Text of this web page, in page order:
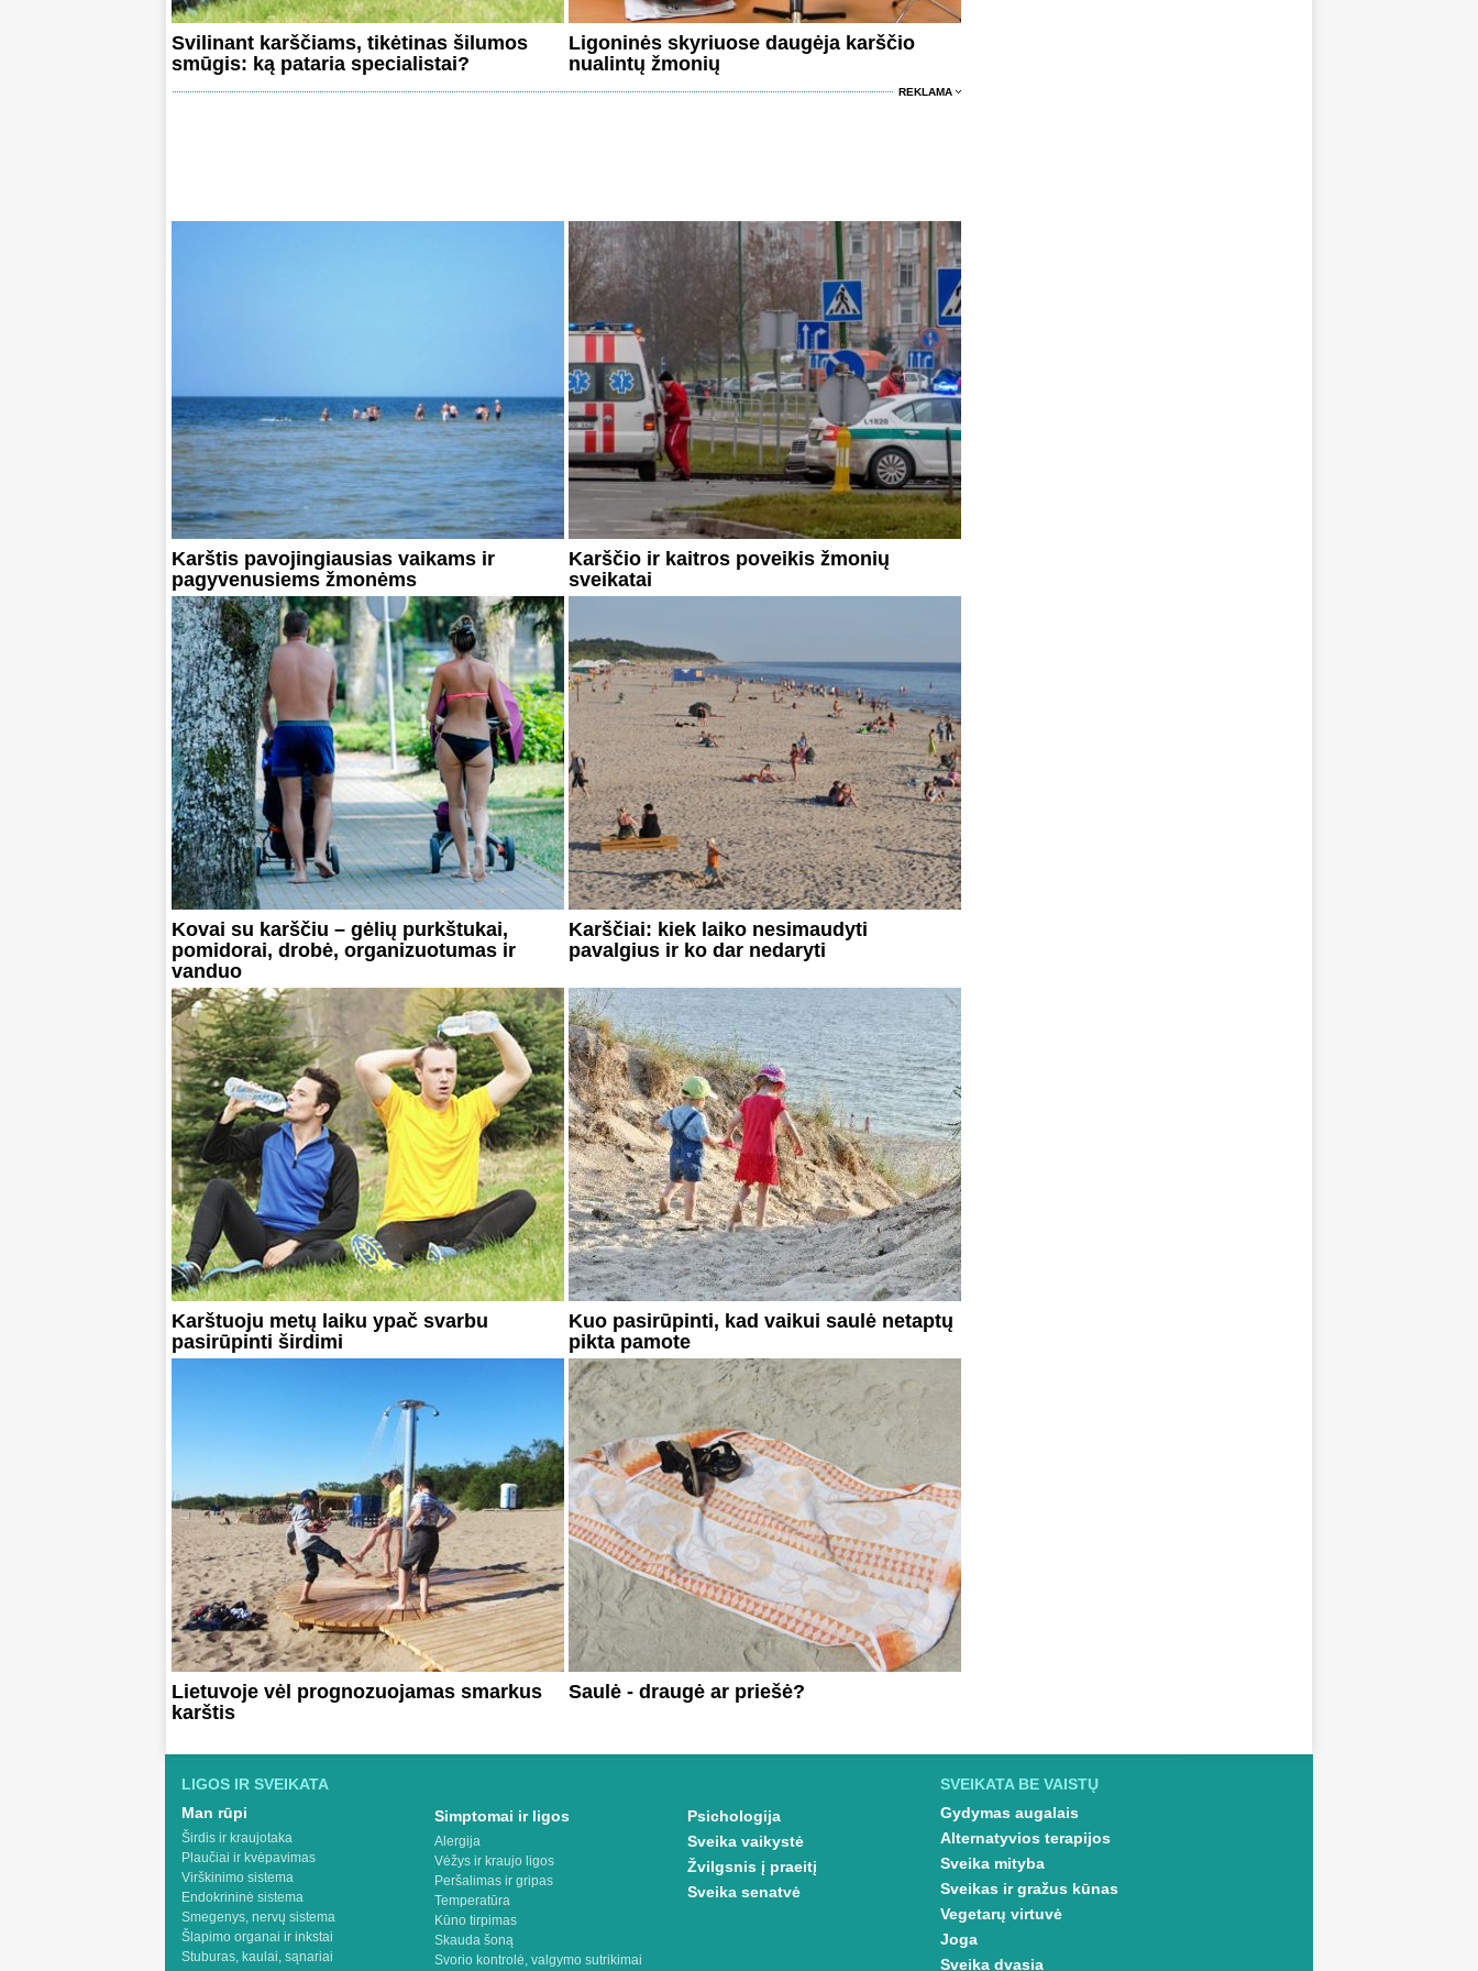
Svilinant karščiams, tikėtinas šilumos
smūgis: ką pataria specialistai?
Ligoninės skyriuose daugėja karščio
nualintų žmonių
REKLAMA
Karštis pavojingiausias vaikams ir
pagyvenusiems žmonėms
Karščio ir kaitros poveikis žmonių
sveikatai
Kovai su karščiu – gėlių purkštukai,
pomidorai, drobė, organizuotumas ir
vanduo
Karščiai: kiek laiko nesimaudyti
pavalgius ir ko dar nedaryti
Karštuoju metų laiku ypač svarbu
pasirūpinti širdimi
Kuo pasirūpinti, kad vaikui saulė netaptų
pikta pamote
Lietuvoje vėl prognozuojamas smarkus
karštis
Saulė - draugė ar priešė?
LIGOS IR SVEIKATA
Man rūpi
Širdis ir kraujotaka
Plaučiai ir kvėpavimas
Virškinimo sistema
Endokrininė sistema
Smegenys, nervų sistema
Šlapimo organai ir inkstai
Stuburas, kaulai, sąnariai
Simptomai ir ligos
Alergija
Vėžys ir kraujo ligos
Peršalimas ir gripas
Temperatūra
Kūno tirpimas
Skauda šoną
Svorio kontrolė, valgymo sutrikimai
Psichologija
Sveika vaikystė
Žvilgsnis į praeitį
Sveika senatvė
SVEIKATA BE VAISTŲ
Gydymas augalais
Alternatyvios terapijos
Sveika mityba
Sveikas ir gražus kūnas
Vegetarų virtuvė
Joga
Sveika dvasia